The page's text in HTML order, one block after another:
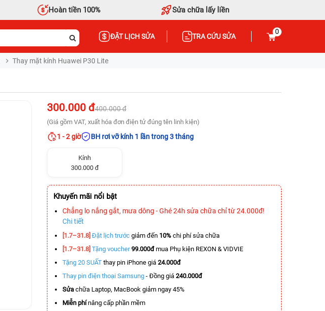
Hoàn tiền 100% Sửa chữa lấy liền
ĐẶT LỊCH SỬA TRA CỨU SỬA
0
Thay mặt kính Huawei P30 Lite
300.000 đ400.000 đ
(Giá gồm VAT, xuất hóa đơn điện tử đúng tên linh kiện)
1 - 2 giờ BH rơi vỡ kính 1 lần trong 3 tháng
Kính
300.000 đ
Khuyến mãi nổi bật
Chẳng lo nắng gắt, mưa dông - Ghé 24h sửa chữa chỉ từ 24.000đ!
Chi tiết
[1.7–31.8] Đặt lịch trước giảm đến 10% chi phí sửa chữa
[1.7–31.8] Tặng voucher 99.000đmua Phụ kiện REXON & VIDVIE
Tặng 20 SUẤT thay pin iPhone giá 24.000đ
Thay pin điện thoại Samsung - Đồng giá 240.000đ
Sửa chữa Laptop, MacBook giảm ngay 45%
Miễn phínâng cấp phần mềm